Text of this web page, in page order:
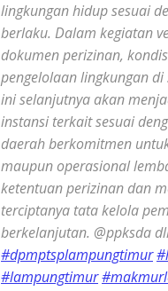
lingkungan hidup sesuai
berlaku. Dalam kegiatan
dokumen perizinan,
pengelolaan lingkungan
ini selanjutnya akan
instansi terkait sesuai
daerah berkomitmen
maupun operasional
ketentuan perizinan dan
terciptanya tata kelola
berkelanjutan. @ppksda
#dpmptsplampungtimur
#lampungtimur